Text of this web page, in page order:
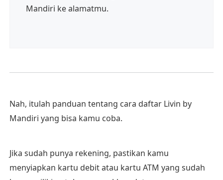
Mandiri ke alamatmu.
Nah, itulah panduan tentang cara daftar Livin by
Mandiri yang bisa kamu coba.
Jika sudah punya rekening, pastikan kamu
menyiapkan kartu debit atau kartu ATM yang sudah